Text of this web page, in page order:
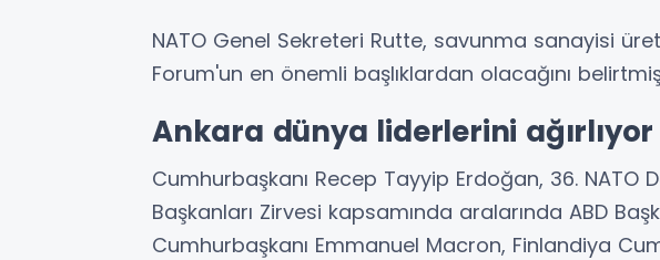
NATO Genel Sekreteri Rutte, savunma sanayisi
Forum'un en önemli başlıklardan olacağını
Ankara dünya liderlerini ağırlıyor
Cumhurbaşkanı Recep Tayyip Erdoğan, 36.⁠ ⁠NATO
Başkanları Zirvesi kapsamında aralarında ABD
Cumhurbaşkanı Emmanuel Macron, Finlandiya